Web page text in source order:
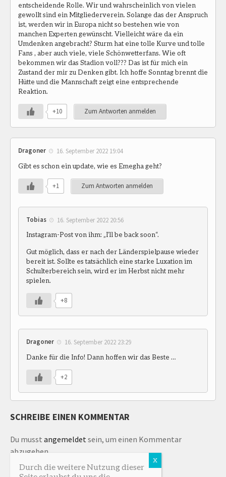
entscheidende Rolle. Wir und wahrscheinlich von vielen
gewollt sind ein Mitgliederverein. Solange das der Anspruch
ist, werden wir in Europa nicht so bestehen wie von
manchen Experten gewünscht. Vielleicht wäre da ein
Umdenken angebracht? Sturm hat eine tolle Kurve und tolle
Fans , aber auch viele, viele Schönwetterfans. Wie oft
bekommen wir das Stadion voll??? Das ist für mich ein
Zustand der mir zu Denken gibt. Ich hoffe Sonntag brennt die
Hütte und die Mannschaft zeigt eine entsprechende
Reaktion.
+10 Zum Antworten anmelden
Dragoner 16. September 2022 19:04
Gibt es schon ein update, wie es Emegha geht?
+1 Zum Antworten anmelden
Tobias 16. September 2022 20:56
Instagram-Post von ihm: „I’ll be back soon“.
Gut möglich, dass er nach der Länderspielpause wieder
bereit ist. Sollte es tatsächlich eine starke Luxation im
Schulterbereich sein, wird er im Herbst nicht mehr
spielen.
+8
Dragoner 16. September 2022 23:29
Danke für die Info! Dann hoffen wir das Beste …
+2
SCHREIBE EINEN KOMMENTAR
Du musst angemeldetsein, um einen Kommentar
abzugeben.
Durch die weitere Nutzung dieser